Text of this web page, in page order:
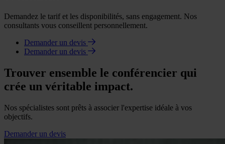
Demandez le tarif et les disponibilités, sans engagement. Nos
consultants vous conseillent personnellement.
Demander un devis
Demander un devis
Trouver ensemble le conférencier qui
crée un véritable impact.
Nos spécialistes sont prêts à associer l'expertise idéale à vos
objectifs.
Demander un devis